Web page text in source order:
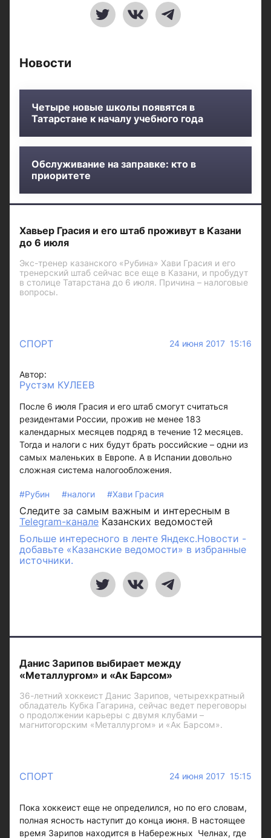
Новости
Четыре новые школы появятся в
Татарстане к началу учебного года
Обслуживание на заправке: кто в
приоритете
Хавьер Грасия и его штаб проживут в Казани
до 6 июля
Экс-тренер казанского «Рубина» Хави Грасия и его
тренерский штаб сейчас все еще в Казани, и пробудут
в столице Татарстана до 6 июля. Причина – налоговые
вопросы.
СПОРТ 24 июня 2017 15:16
Автор:
Рустэм КУЛЕЕВ
После 6 июля Грасия и его штаб смогут считаться
резидентами России, прожив не менее 183
календарных месяцев подряд в течение 12 месяцев.
Тогда и налоги с них будут брать российские – одни из
самых маленьких в Европе. А в Испании довольно
сложная система налогообложения.
#Рубин #налоги #Хави Грасия
Следите за самым важным и интересным в
Telegram-канале Казанских ведомостей
Больше интересного в ленте Яндекс.Новости -
добавьте «Казанские ведомости» в избранные
источники.
Данис Зарипов выбирает между
«Металлургом» и «Ак Барсом»
36-летний хоккеист Данис Зарипов, четырехкратный
обладатель Кубка Гагарина, сейчас ведет переговоры
о продолжении карьеры с двумя клубами –
магнитогорским «Металлургом» и «Ак Барсом».
СПОРТ 24 июня 2017 15:15
Пока хоккеист еще не определился, но по его словам,
полная ясность наступит до конца июня. В настоящее
время Зарипов находится в Набережных Челнах, где